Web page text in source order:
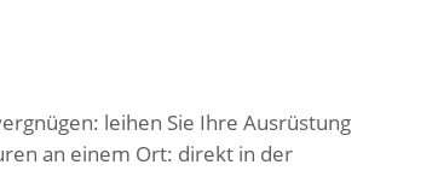
leihen Sie Ihre Ausrüstung
an einem Ort: direkt in der